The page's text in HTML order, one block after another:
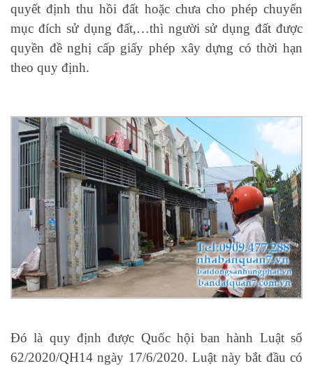
quyết định thu hồi đất hoặc chưa cho phép chuyển
mục đích sử dụng đất,…thì người sử dụng đất được
quyền đề nghị cấp giấy phép xây dựng có thời hạn
theo quy định.
Đó là quy định được Quốc hội ban hành Luật số
62/2020/QH14 ngày 17/6/2020. Luật này bắt đầu có